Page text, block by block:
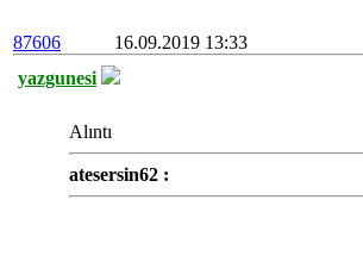
87606
16.09.2019 13:33
yazgunesi
Alıntı
atesersin62 :